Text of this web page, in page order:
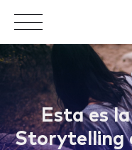
Esta es
Storytelling